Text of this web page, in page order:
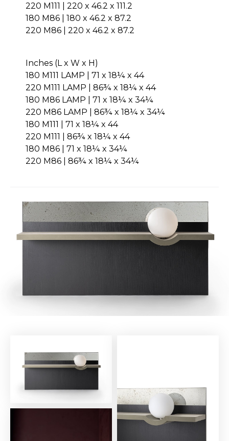
220 M111 | 220 x 46.2 x 111.2
180 M86 | 180 x 46.2 x 87.2
220 M86 | 220 x 46.2 x 87.2
Inches (L x W x H)
180 M111 LAMP | 71 x 18¼ x 44
220 M111 LAMP | 86¾ x 18¼ x 44
180 M86 LAMP | 71 x 18¼ x 34¼
220 M86 LAMP | 86¾ x 18¼ x 34¼
180 M111 | 71 x 18¼ x 44
220 M111 | 86¾ x 18¼ x 44
180 M86 | 71 x 18¼ x 34¼
220 M86 | 86¾ x 18¼ x 34¼